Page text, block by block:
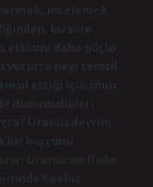
incelemek
bu süre
etkisini daha güçlü
vücutta neyi temsil
ettiği için sinüs
düzensizlikleri
Uranüs devrim
bir burcunu
Uranüs ne ifade
Caelus